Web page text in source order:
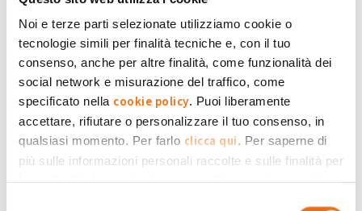
Noi e terze parti selezionate utilizziamo cookie o
tecnologie simili per finalità tecniche e, con il tuo
consenso, anche per altre finalità, come funzionalità dei
social network e misurazione del traffico, come
specificato nella cookie policy. Puoi liberamente
accettare, rifiutare o personalizzare il tuo consenso, in
qualsiasi momento. Per farlo clicca qui. Per saperne di
più sulle informazioni personali raccolte e sulle finalità per
le quali tali informazioni saranno utilizzate, si prega di
Batterie d'accumulo e incentivi
statali
di Manu Moro » Ven, 21/04/2023 - 18:06
0
Contatore di produzione
Emilionata
3
partecipazione ad una comunità
energetica CER
0